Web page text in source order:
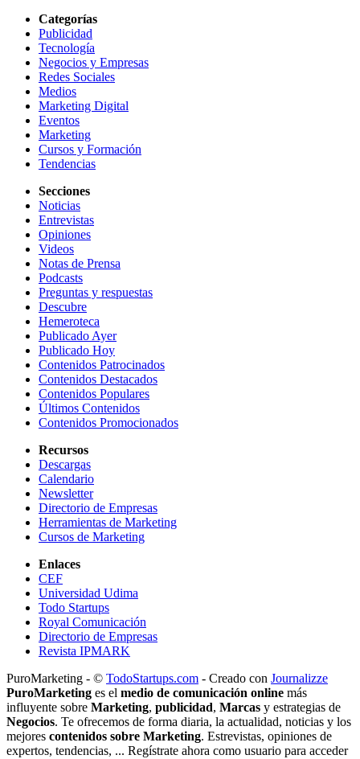
Categorías
Publicidad
Tecnología
Negocios y Empresas
Redes Sociales
Medios
Marketing Digital
Eventos
Marketing
Cursos y Formación
Tendencias
Secciones
Noticias
Entrevistas
Opiniones
Videos
Notas de Prensa
Podcasts
Preguntas y respuestas
Descubre
Hemeroteca
Publicado Ayer
Publicado Hoy
Contenidos Patrocinados
Contenidos Destacados
Contenidos Populares
Últimos Contenidos
Contenidos Promocionados
Recursos
Descargas
Calendario
Newsletter
Directorio de Empresas
Herramientas de Marketing
Cursos de Marketing
Enlaces
CEF
Universidad Udima
Todo Startups
Royal Comunicación
Directorio de Empresas
Revista IPMARK
PuroMarketing - © TodoStartups.com - Creado con Journalizze
PuroMarketing es el medio de comunicación online más
influyente sobre Marketing, publicidad, Marcas y estrategias de
Negocios. Te ofrecemos de forma diaria, la actualidad, noticias y los
mejores contenidos sobre Marketing. Estrevistas, opiniones de
expertos, tendencias, ... Regístrate ahora como usuario para acceder